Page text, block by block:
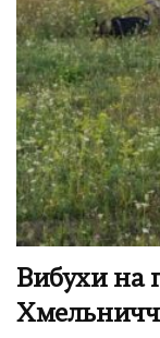
Вибухи на